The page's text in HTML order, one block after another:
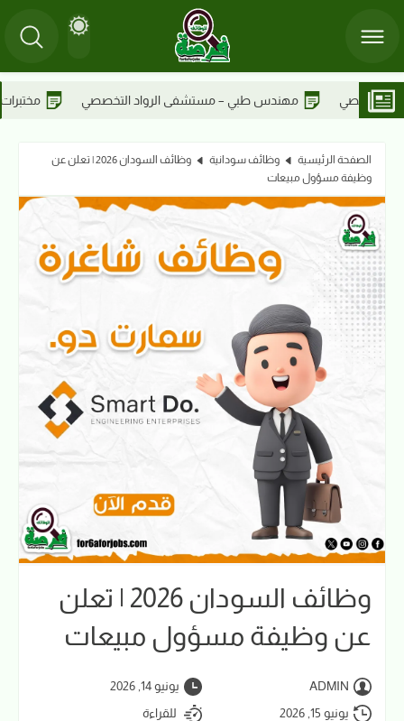
الرواد التخصصي مختبرات طبية – مستشفى الرواد التخصصي
الصفحة الرئيسية وظائف سودانية
وظائف السودان 2026 | تعلن عن
وظيفة مسؤول مبيعات
وظائف السودان 2026 | تعلن
عن وظيفة مسؤول مبيعات
ADMIN
يونيو 14, 2026
يونيو 15, 2026
للقراءة